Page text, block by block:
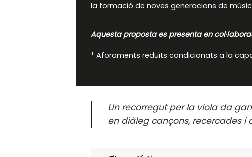
la formació de noves generacions de
Aquesta proposta es presenta en
* Aforaments reduïts condicionats a la
Un recorregut per la viola da
en diàleg cançons, recercades